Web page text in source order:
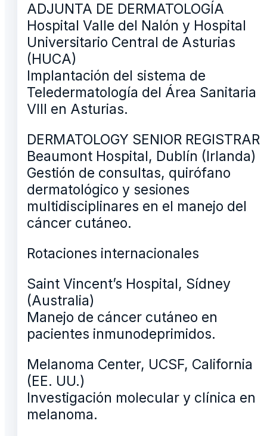
ADJUNTA DE DERMATOLOGÍA
Hospital Valle del Nalón y Hospital
Universitario Central de Asturias
(HUCA)
Implantación del sistema de
Teledermatología del Área Sanitaria
VIII en Asturias.
DERMATOLOGY SENIOR REGISTRAR
Beaumont Hospital, Dublín (Irlanda)
Gestión de consultas, quirófano
dermatológico y sesiones
multidisciplinares en el manejo del
cáncer cutáneo.
Rotaciones internacionales
Saint Vincent’s Hospital, Sídney
(Australia)
Manejo de cáncer cutáneo en
pacientes inmunodeprimidos.
Melanoma Center, UCSF, California
(EE. UU.)
Investigación molecular y clínica en
melanoma.